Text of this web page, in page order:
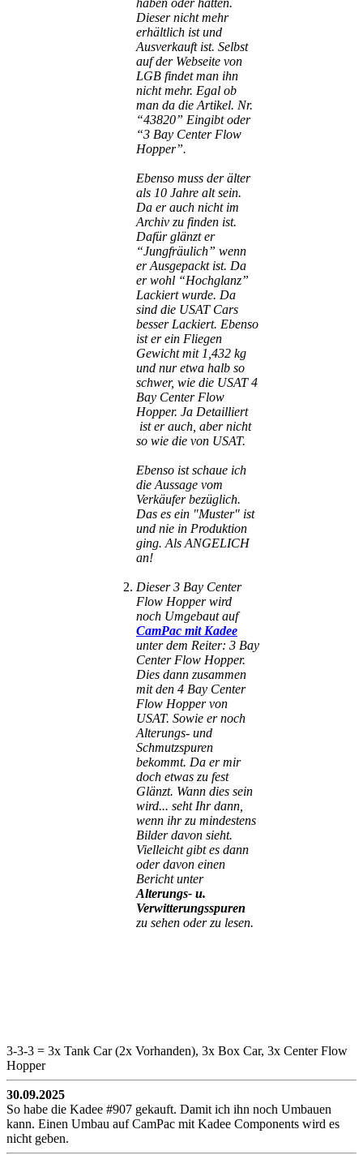
Dieser nicht mehr
erhältlich ist und
Ausverkauft ist. Selbst
auf der Webseite von
LGB findet man ihn
nicht mehr. Egal ob
man da die Artikel. Nr.
“43820” Eingibt oder
“3 Bay Center Flow
Hopper”.
Ebenso muss der älter
als 10 Jahre alt sein.
Da er auch nicht im
Archiv zu finden ist.
Dafür glänzt er
“Jungfräulich” wenn
er Ausgepackt ist. Da
er wohl “Hochglanz”
Lackiert wurde. Da
sind die USAT Cars
besser Lackiert. Ebenso
ist er ein Fliegen
Gewicht mit 1,432 kg
und nur etwa halb so
schwer, wie die USAT 4
Bay Center Flow
Hopper. Ja Detailliert
ist er auch, aber nicht
so wie die von USAT.
Ebenso ist schaue ich
die Aussage vom
Verkäufer bezüglich.
Das es ein "Muster" ist
und nie in Produktion
ging. Als ANGELICH
an!
Dieser3 Bay Center
Flow Hopper wird
noch Umgebaut auf
CamPac mit Kadee
unter dem Reiter: 3 Bay
Center Flow Hopper.
Dies dann zusammen
mit den 4 Bay Center
Flow Hopper von
USAT. Sowie er noch
Alterungs- und
Schmutzspuren
bekommt. Da er mir
doch etwas zu fest
Glänzt. Wann dies sein
wird... seht Ihr dann,
wenn ihr zu mindestens
Bilder davon sieht.
Vielleicht gibt es dann
oder davon einen
Bericht unter
Alterungs- u.
Verwitterungsspuren
zu sehen oder zu lesen.
3-3-3 = 3x Tank Car (2x Vorhanden), 3x Box Car, 3x Center Flow
Hopper
30.09.2025
So habe die Kadee #907 gekauft. Damit ich ihn noch Umbauen
kann. Einen Umbau auf CamPac mit Kadee Components wird es
nicht geben.